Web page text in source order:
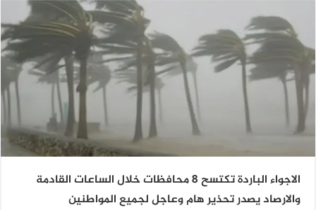
الاجواء الباردة تكتسح 8 محافظات خلال الساعات القادمة
والارصاد يصدر تحذير هام وعاجل لجميع المواطنين